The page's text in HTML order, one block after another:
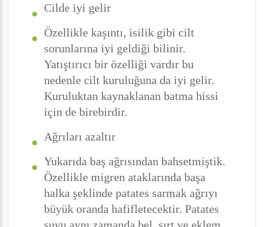
Cilde iyi gelir
Özellikle kaşıntı, isilik gibi cilt
sorunlarına iyi geldiği bilinir.
Yatıştırıcı bir özelliği vardır bu
nedenle cilt kuruluğuna da iyi gelir.
Kuruluktan kaynaklanan batma hissi
için de birebirdir.
Ağrıları azaltır
Yukarıda baş ağrısından bahsetmiştik.
Özellikle migren ataklarında başa
halka şeklinde patates sarmak ağrıyı
büyük oranda hafifletecektir. Patates